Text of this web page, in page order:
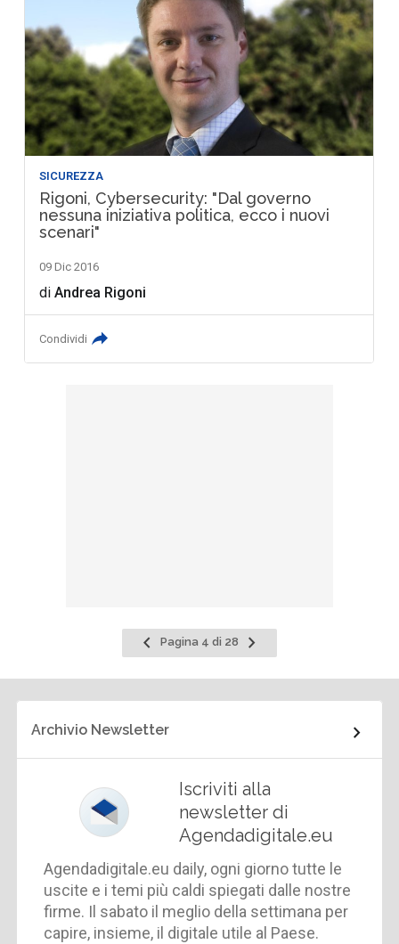
SICUREZZA
Rigoni, Cybersecurity: "Dal governo
nessuna iniziativa politica, ecco i nuovi
scenari"
09 Dic 2016
diAndrea Rigoni
Condividi
Pagina
precedente
Pagina 4 di 28
Pagina
successiva
Archivio Newsletter
Iscriviti alla
newsletter di
Agendadigitale.eu
Agendadigitale.eu daily, ogni giorno tutte le
uscite e i temi più caldi spiegati dalle nostre
firme. Il sabato il meglio della settimana per
capire, insieme, il digitale utile al Paese.